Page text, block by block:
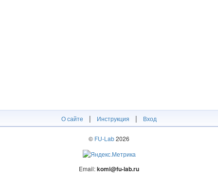
О сайте | Инструкция | Вход
© FU-Lab2026
Email:komi@fu-lab.ru